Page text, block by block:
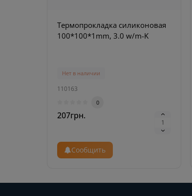
Термопрокладка силиконовая
100*100*1mm, 3.0 w/m-K
Нет в наличии
110163
0
207грн.
Сообщить